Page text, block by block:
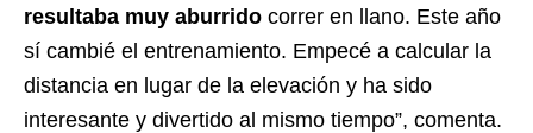
resultaba muy aburrido correr en llano. Este año
sí cambié el entrenamiento. Empecé a calcular la
distancia en lugar de la elevación y ha sido
interesante y divertido al mismo tiempo”, comenta.